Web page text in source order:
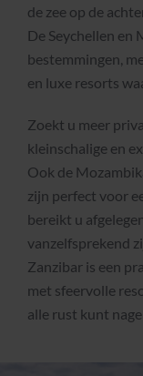
de zee op de
De Seychellen
bestemmingen,
en luxe resorts
Zoekt u meer
kleinschalige en
Ook de
zijn perfect voor
bereikt u
vanzelfsprekend
Zanzibar is een
met sfeervolle
alle rust kunt